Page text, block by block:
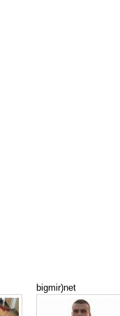
bigmir)net